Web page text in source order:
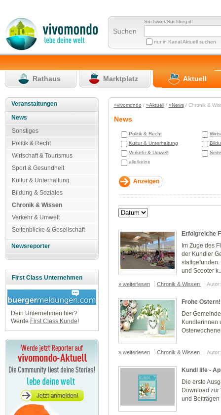
Suchen
Suchwort/Suchbegriff
nur in Kanal Aktuell suchen
Rathaus Marktplatz Aktuell
Veranstaltungen
News
Sonstiges
Politik & Recht
Wirtschaft & Tourismus
Sport & Gesundheit
Kultur & Unterhaltung
Bildung & Soziales
Chronik & Wissen
Verkehr & Umwelt
Seitenblicke & Gesellschaft
Newsreporter
First Class Unternehmen
Dein Unternehmen hier?
Werde First Class Kunde!
»vivomondo / »Aktuell/ »News/ Chronik &
News
Politik & Recht
Kultur & Unterhaltung
Verkehr & Umwelt
alle/keine
Erfolgreiche
Im Zuge des
der Kundler
und Scooter
» weiterlesen Chronik & Wissen
Frohe Ostern!
Der
Kundlerinnen
» weiterlesen Chronik & Wissen
Kundl life -
Die erste
Download zur
und